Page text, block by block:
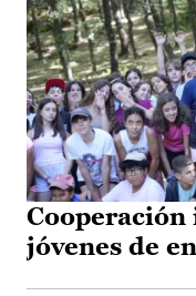
jóvenes de